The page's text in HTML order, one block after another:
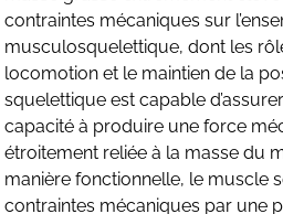
contraintes mécaniques sur
musculosquelettique, dont les
locomotion et le maintien de la
squelettique est capable
capacité à produire une force
étroitement reliée à la masse du
manière fonctionnelle, le muscle
contraintes mécaniques par une